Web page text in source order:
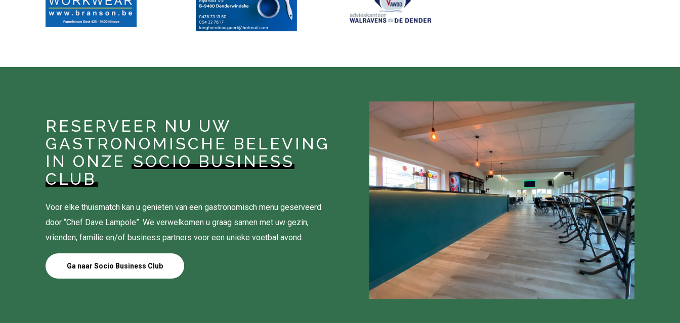
RESERVEER NU UW
GASTRONOMISCHE BELEVING
IN ONZESOCIO BUSINESS
CLUB
Voor elke thuismatch kan u genieten van een gastronomisch menu geserveerd
door “Chef Dave Lampole”. We verwelkomen u graag samen met uw gezin,
vrienden, familie en/of business partners voor een unieke voetbal avond.
Ga naar Socio Business Club